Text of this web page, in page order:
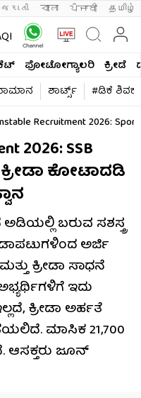
বাংলা ਪੰਜਾਬੀ தமிழ்
ಫೋಟೋಗ್ಯಾಲರಿ ಕ್ರೀಡೆ
ಶಾರ್ಟ್ಸ್​
#ಡಿಕೆ
Recruitment 2026:
2026: SSB
ಕೋಟಾದಡಿ
ಬರುವ ಸಶಸ್ತ್ರ
ಅರ್ಜಿ
ಕ್ರೀಡಾ ಸಾಧನೆ
ಇದು
ಕ್ರೀಡಾ ಅರ್ಹತೆ
ಮಾಸಿಕ 21,700
ಆಸಕ್ತರು ಜೂನ್